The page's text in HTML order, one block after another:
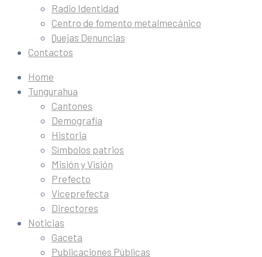
Radio Identidad
Centro de fomento metalmecánico
Quejas Denuncias
Contactos
Home
Tungurahua
Cantones
Demografía
Historia
Símbolos patrios
Misión y Visión
Prefecto
Viceprefecta
Directores
Noticias
Gaceta
Publicaciones Públicas